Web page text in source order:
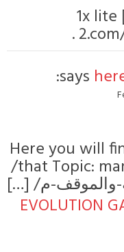
[…]
that Topic: manarlibya.com/2022/06/27/
م/ […]